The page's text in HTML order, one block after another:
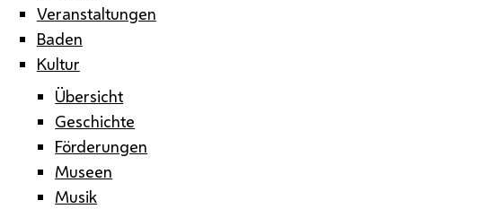
Veranstaltungen
Baden
Kultur
Übersicht
Geschichte
Förderungen
Museen
Musik